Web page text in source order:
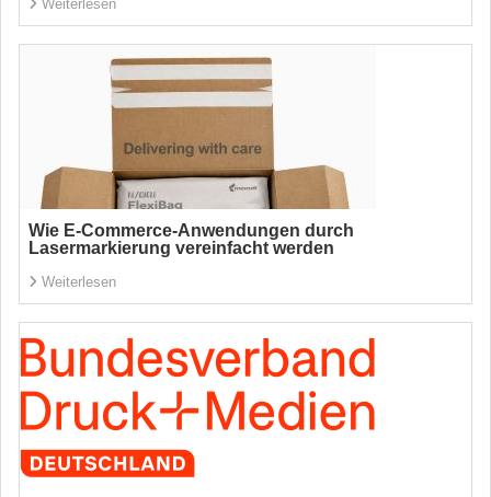
Weiterlesen
Wie E-Commerce-Anwendungen durch
Lasermarkierung vereinfacht werden
Weiterlesen